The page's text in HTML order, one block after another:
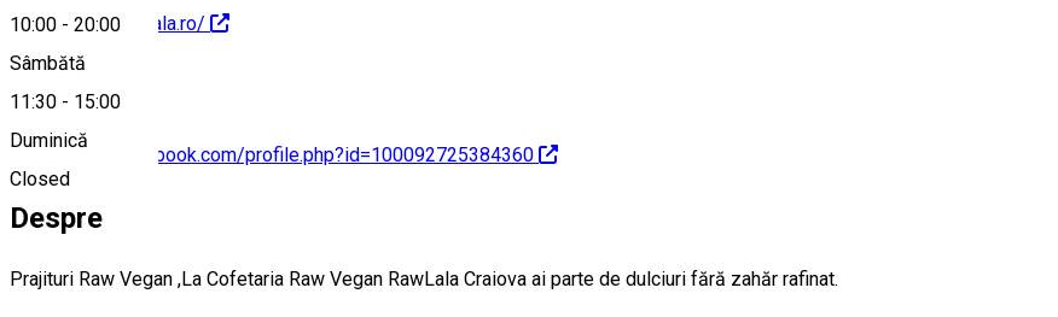
10:00 - 20:00
Sâmbătă
11:30 - 15:00
Duminică
Closed
https://www.rawlala.ro/
https://www.facebook.com/profile.php?id=100092725384360
Despre
Prajituri Raw Vegan ,La Cofetaria Raw Vegan RawLala Craiova ai parte de dulciuri fără zahăr rafinat.